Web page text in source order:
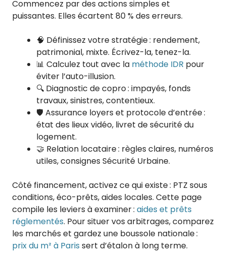
Commencez par des actions simples et
puissantes. Elles écartent 80 % des erreurs.
🧠 Définissez votre stratégie : rendement,
patrimonial, mixte. Écrivez-la, tenez-la.
📊 Calculez tout avec la méthode IDR pour
éviter l’auto-illusion.
🔍 Diagnostic de copro : impayés, fonds
travaux, sinistres, contentieux.
🛡️ Assurance loyers et protocole d’entrée :
état des lieux vidéo, livret de sécurité du
logement.
🤝 Relation locataire : règles claires, numéros
utiles, consignes Sécurité Urbaine.
Côté financement, activez ce qui existe : PTZ sous
conditions, éco-prêts, aides locales. Cette page
compile les leviers à examiner : aides et prêts
réglementés. Pour situer vos arbitrages, comparez
les marchés et gardez une boussole nationale :
prix du m² à Paris sert d’étalon à long terme.